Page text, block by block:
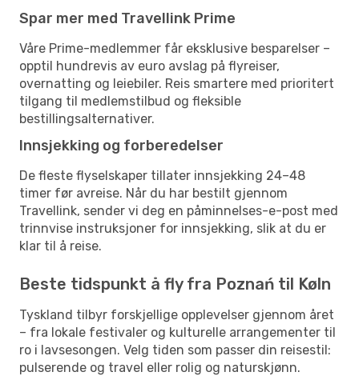
Spar mer med Travellink Prime
Våre Prime-medlemmer får eksklusive besparelser –
opptil hundrevis av euro avslag på flyreiser,
overnatting og leiebiler. Reis smartere med prioritert
tilgang til medlemstilbud og fleksible
bestillingsalternativer.
Innsjekking og forberedelser
De fleste flyselskaper tillater innsjekking 24–48
timer før avreise. Når du har bestilt gjennom
Travellink, sender vi deg en påminnelses-e-post med
trinnvise instruksjoner for innsjekking, slik at du er
klar til å reise.
Beste tidspunkt å fly fra Poznań til Køln
Tyskland tilbyr forskjellige opplevelser gjennom året
– fra lokale festivaler og kulturelle arrangementer til
ro i lavsesongen. Velg tiden som passer din reisestil:
pulserende og travel eller rolig og naturskjønn.